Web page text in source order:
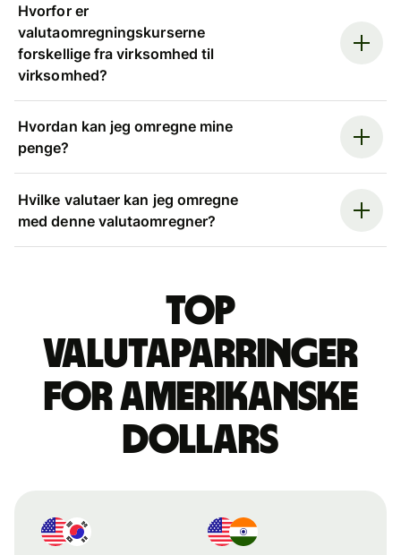
Hvorfor er
valutaomregningskurserne
forskellige fra virksomhed til
virksomhed?
Hvordan kan jeg omregne mine
penge?
Hvilke valutaer kan jeg omregne
med denne valutaomregner?
Top
valutaparringer
for amerikanske
dollars